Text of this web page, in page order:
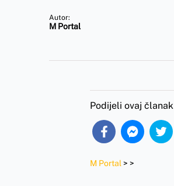
Autor:
M Portal
Podijeli ovaj članak
M Portal > >